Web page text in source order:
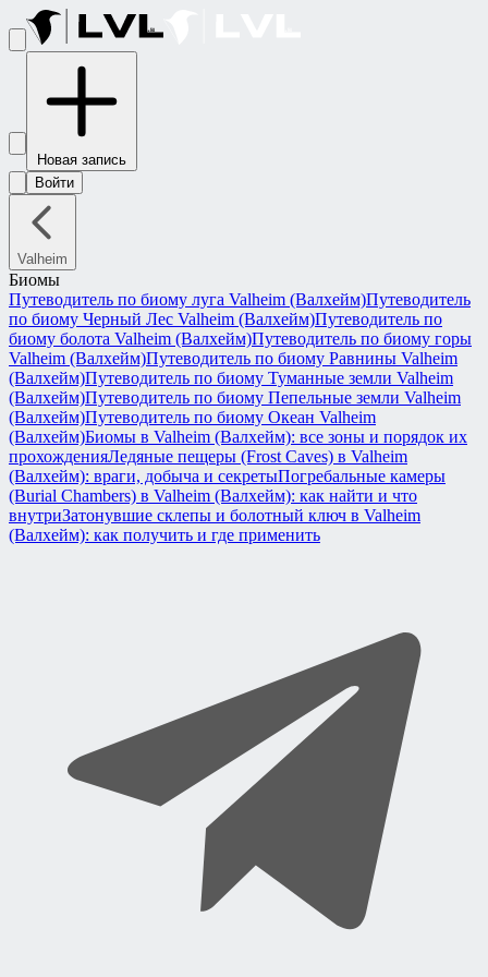
Новая запись
Войти
Valheim
Биомы
Путеводитель по биому луга Valheim (Валхейм)Путеводитель
по биому Черный Лес Valheim (Валхейм)Путеводитель по
биому болота Valheim (Валхейм)Путеводитель по биому горы
Valheim (Валхейм)Путеводитель по биому Равнины Valheim
(Валхейм)Путеводитель по биому Туманные земли Valheim
(Валхейм)Путеводитель по биому Пепельные земли Valheim
(Валхейм)Путеводитель по биому Океан Valheim
(Валхейм)Биомы в Valheim (Валхейм): все зоны и порядок их
прохожденияЛедяные пещеры (Frost Caves) в Valheim
(Валхейм): враги, добыча и секретыПогребальные камеры
(Burial Chambers) в Valheim (Валхейм): как найти и что
внутриЗатонувшие склепы и болотный ключ в Valheim
(Валхейм): как получить и где применить